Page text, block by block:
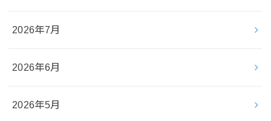
2026年7月
2026年6月
2026年5月